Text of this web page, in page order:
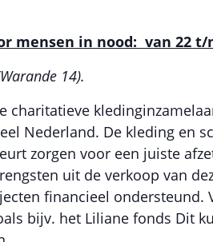
mensen in nood: van 22 t/
14).
charitatieve
Nederland. De kleding en
zorgen voor een juiste
uit de verkoop van
financieel ondersteund.
bijv. het Liliane fonds Dit